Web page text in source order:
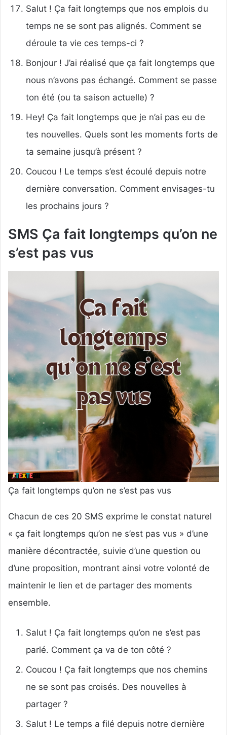
Salut ! Ça fait longtemps que nos emplois du
temps ne se sont pas alignés. Comment se
déroule ta vie ces temps-ci ?
Bonjour ! J’ai réalisé que ça fait longtemps que
nous n’avons pas échangé. Comment se passe
ton été (ou ta saison actuelle) ?
Hey! Ça fait longtemps que je n’ai pas eu de
tes nouvelles. Quels sont les moments forts de
ta semaine jusqu’à présent ?
Coucou ! Le temps s’est écoulé depuis notre
dernière conversation. Comment envisages-tu
les prochains jours ?
SMS Ça fait longtemps qu’on ne
s’est pas vus
Ça fait longtemps qu’on ne s’est pas vus
Chacun de ces 20 SMS exprime le constat naturel
« ça fait longtemps qu’on ne s’est pas vus » d’une
manière décontractée, suivie d’une question ou
d’une proposition, montrant ainsi votre volonté de
maintenir le lien et de partager des moments
ensemble.
Salut ! Ça fait longtemps qu’on ne s’est pas
parlé. Comment ça va de ton côté ?
Coucou ! Ça fait longtemps que nos chemins
ne se sont pas croisés. Des nouvelles à
partager ?
Salut ! Le temps a filé depuis notre dernière